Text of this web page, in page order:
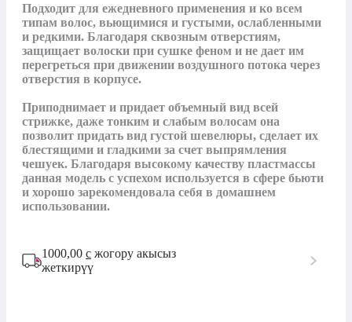
Подходит для ежедневного применения и ко всем
типам волос, вьющимися и густыми, ослабленными
и редкими. Благодаря сквозным отверстиям,
защищает волоски при сушке феном и не дает им
перегреться при движении воздушного потока через
отверстия в корпусе.
Приподнимает и придает объемный вид всей
стрижке, даже тонким и слабым волосам она
позволит придать вид густой шевелюры, сделает их
блестящими и гладкими за счет выпрямления
чешуек. Благодаря высокому качеству пластмассы
данная модель с успехом используется в сфере бьюти
и хорошо зарекомендовала себя в домашнем
использовании.
1000,00 с жогору акысыз
жеткирүү